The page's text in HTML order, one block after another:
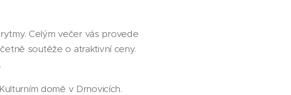
Celým večer vás provede
soutěže o atraktivní ceny.
domě v Drnovicích.